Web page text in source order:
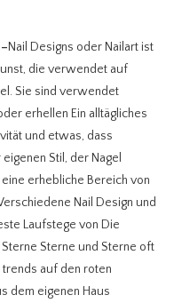
–Nail Designs oder Nailart ist
die verwendet auf
Sie sind verwendet
erhellen Ein alltägliches
und etwas, dass
Stil, der Nagel
erhebliche Bereich von
Nail Design und
Laufstege von Die
Sterne und Sterne oft
auf den roten
dem eigenen Haus